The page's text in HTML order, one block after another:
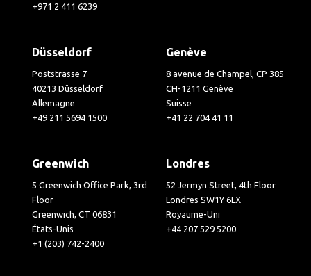
+971 2 411 6239
Düsseldorf
Poststrasse 7
40213 Düsseldorf
Allemagne
+49 211 5694 1500
Genève
8 avenue de Champel, CP 385
CH-1211 Genève
Suisse
+41 22 704 41 11
Greenwich
5 Greenwich Office Park, 3rd
Floor
Greenwich, CT 06831
États-Unis
+1 (203) 742-2400
Londres
52 Jermyn Street, 4th Floor
Londres SW1Y 6LX
Royaume-Uni
+44 207 529 5200